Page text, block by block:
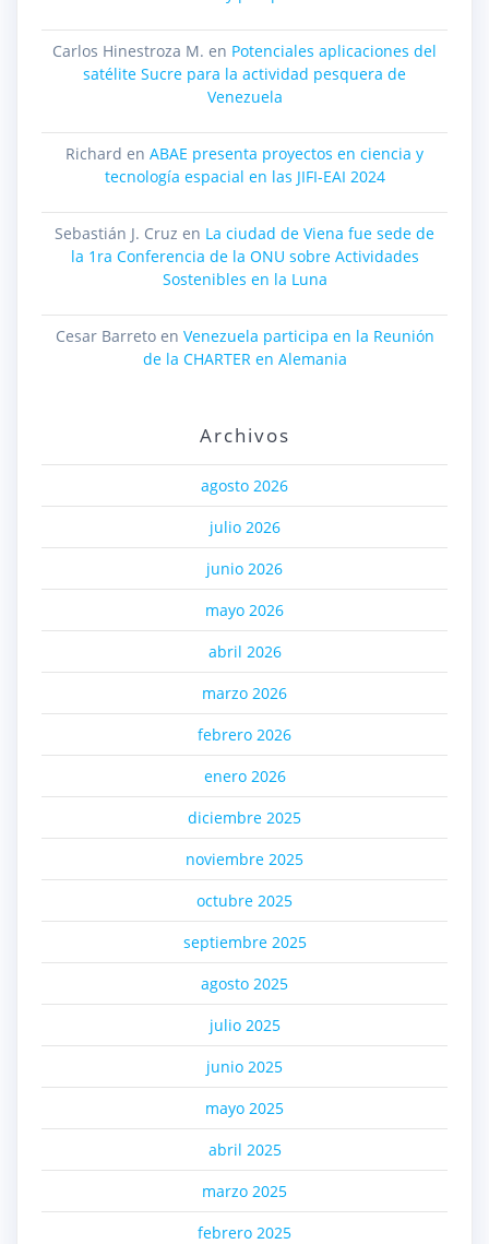
Carlos Hinestroza M. en Potenciales aplicaciones del
satélite Sucre para la actividad pesquera de
Venezuela
Richard en ABAE presenta proyectos en ciencia y
tecnología espacial en las JIFI-EAI 2024
Sebastián J. Cruz en La ciudad de Viena fue sede de
la 1ra Conferencia de la ONU sobre Actividades
Sostenibles en la Luna
Cesar Barretoen Venezuela participa en la Reunión
de la CHARTER en Alemania
Archivos
agosto 2026
julio 2026
junio 2026
mayo 2026
abril 2026
marzo 2026
febrero 2026
enero 2026
diciembre 2025
noviembre 2025
octubre 2025
septiembre 2025
agosto 2025
julio 2025
junio 2025
mayo 2025
abril 2025
marzo 2025
febrero 2025